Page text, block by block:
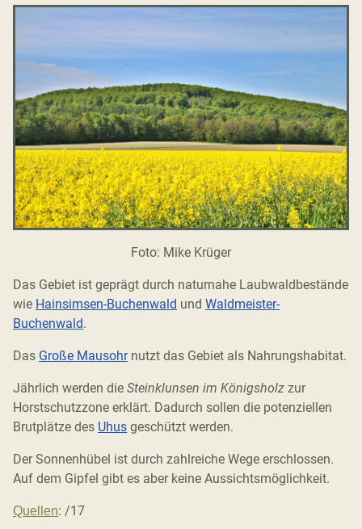
Foto: Mike Krüger
Das Gebiet ist geprägt durch naturnahe Laubwaldbestände
wie Hainsimsen-Buchenwald und Waldmeister-
Buchenwald.
Das Große Mausohrnutzt das Gebiet als Nahrungshabitat.
Jährlich werden die Steinklunsen im Königsholz zur
Horstschutzzone erklärt. Dadurch sollen die potenziellen
Brutplätze des Uhus geschützt werden.
Der Sonnenhübel ist durch zahlreiche Wege erschlossen.
Auf dem Gipfel gibt es aber keine Aussichtsmöglichkeit.
Quellen: /17